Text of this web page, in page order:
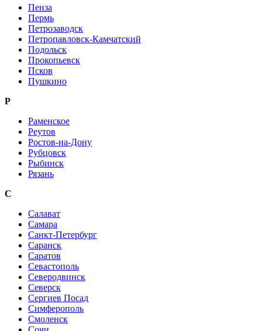
Пенза
Пермь
Петрозаводск
Петропавловск-Камчатский
Подольск
Прокопьевск
Псков
Пушкино
Р
Раменское
Реутов
Ростов-на-Дону
Рубцовск
Рыбинск
Рязань
С
Салават
Самара
Санкт-Петербург
Саранск
Саратов
Севастополь
Северодвинск
Северск
Сергиев Посад
Симферополь
Смоленск